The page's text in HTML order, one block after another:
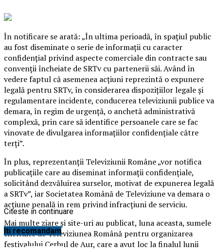
În notificare se arată: „În ultima perioadă, în spaţiul public
au fost diseminate o serie de informaţii cu caracter
confidenţial privind aspecte comerciale din contracte sau
convenţii încheiate de SRTv cu partenerii săi. Având în
vedere faptul că asemenea acţiuni reprezintă o expunere
legală pentru SRTv, în considerarea dispoziţiilor legale şi
regulamentare incidente, conducerea televiziunii publice va
demara, în regim de urgenţă, o anchetă administrativă
complexă, prin care să identifice persoanele care se fac
vinovate de divulgarea informaţiilor confidenţiale către
terţi”.
În plus, reprezentanţii Televiziunii Române „vor notifica
publicaţiile care au diseminat informaţii confidenţiale,
solicitând dezvăluirea surselor, motivat de expunerea legală
a SRTv”, iar Societatea Română de Televiziune va demara o
acţiune penală in rem privind infracţiuni de serviciu.
Mai multe ziare şi site-uri au publicat, luna aceasta, sumele
cheltuite de Televiziunea Română pentru organizarea
festivalului Cerbul de Aur, care a avut loc la finalul lunii
Citeste in continuare
Iti recomandam